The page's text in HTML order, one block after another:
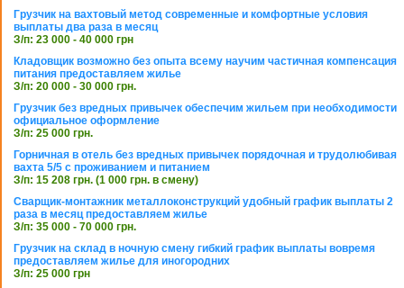
Грузчик на вахтовый метод современные и комфортные условия
выплаты два раза в месяц
З/п: 23 000 - 40 000 грн
Кладовщик возможно без опыта всему научим частичная компенсация
питания предоставляем жилье
З/п: 20 000 - 30 000 грн.
Грузчик без вредных привычек обеспечим жильем при необходимости
официальное оформление
З/п: 25 000 грн.
Горничная в отель без вредных привычек порядочная и трудолюбивая
вахта 5/5 с проживанием и питанием
З/п: 15 208 грн. (1 000 грн. в смену)
Сварщик-монтажник металлоконструкций удобный график выплаты 2
раза в месяц предоставляем жилье
З/п: 35 000 - 70 000 грн.
Грузчик на склад в ночную смену гибкий график выплаты вовремя
предоставляем жилье для иногородних
З/п: 25 000 грн